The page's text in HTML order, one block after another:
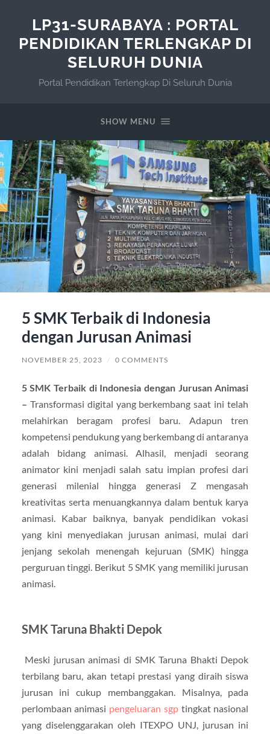
LP31-SURABAYA : PORTAL
PENDIDIKAN TERLENGKAP DI
SELURUH DUNIA
Portal Pendidikan Terlengkap Di Seluruh Dunia
SHOW MENU
5 SMK Terbaik di Indonesia
dengan Jurusan Animasi
NOVEMBER 25, 2023 / 0 COMMENTS
5 SMK Terbaik di Indonesia dengan Jurusan Animasi
– Transformasi digital yang berkembang saat ini telah
melahirkan beragam profesi baru. Adapun tren
kompetensi pendukung yang berkembang di antaranya
adalah bidang animasi. Alhasil, menjadi seorang
animator kini menjadi salah satu impian profesi dari
generasi milenial hingga generasi Z mengasah
kreativitas serta menuangkannya dalam bentuk karya
animasi. Kabar baiknya, banyak pendidikan vokasi
yang kini menyediakan jurusan animasi, mulai dari
jenjang sekolah menengah kejuruan (SMK) hingga
perguruan tinggi. Berikut 5 SMK yang memiliki jurusan
animasi.
SMK Taruna Bhakti Depok
Meski jurusan animasi di SMK Taruna Bhakti Depok
terbilang baru, akan tetapi prestasi yang diraih siswa
jurusan ini cukup membanggakan. Misalnya, pada
perlombaan animasi pengeluaran sgptingkat nasional
yang diselenggarakan oleh ITEXPO UNJ, jurusan ini